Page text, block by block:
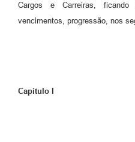
Cargos e Carreiras,
vencimentos, progressão, nos
Capítulo I